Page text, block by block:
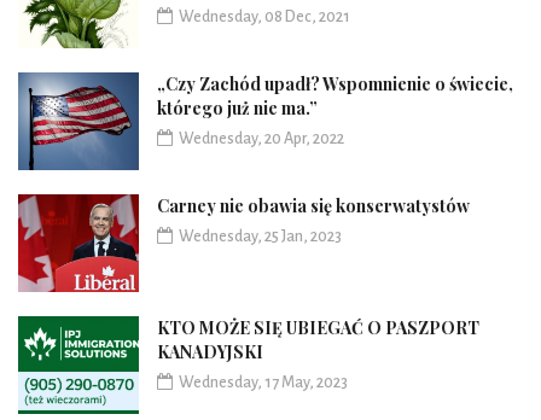
Wednesday, 08 Dec, 2021
„Czy Zachód upadł? Wspomnienie o świecie,
którego już nie ma.”
Wednesday, 20 Apr, 2022
Carney nie obawia się konserwatystów
Wednesday, 25 Jan, 2023
KTO MOŻE SIĘ UBIEGAĆ O PASZPORT
KANADYJSKI
Wednesday, 17 May, 2023